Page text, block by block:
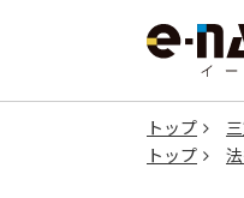
トップ
トップ